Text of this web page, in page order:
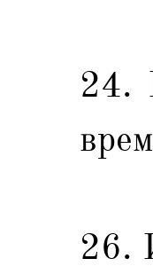
24.
26.